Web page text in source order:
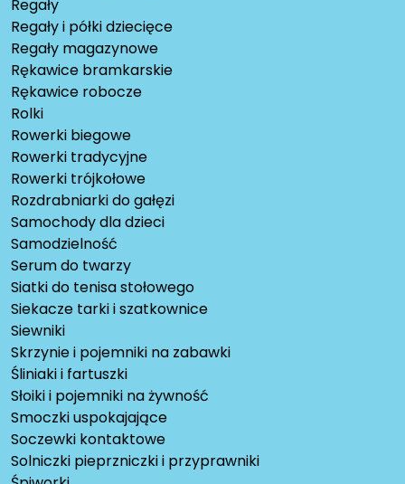
Regały
Regały i półki dziecięce
Regały magazynowe
Rękawice bramkarskie
Rękawice robocze
Rolki
Rowerki biegowe
Rowerki tradycyjne
Rowerki trójkołowe
Rozdrabniarki do gałęzi
Samochody dla dzieci
Samodzielność
Serum do twarzy
Siatki do tenisa stołowego
Siekacze tarki i szatkownice
Siewniki
Skrzynie i pojemniki na zabawki
Śliniaki i fartuszki
Słoiki i pojemniki na żywność
Smoczki uspokajające
Soczewki kontaktowe
Solniczki pieprzniczki i przyprawniki